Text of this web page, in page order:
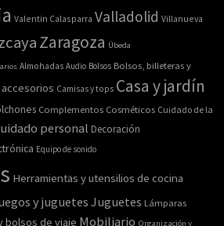
Valentin Calasparra Valladolid Villanueva
Zaragoza Úbeda
Almohadas Audio Bolsos Bolsos, billeteras y
accesorios Camisas y tops Casa y jardín
Complementos Cosméticos Cuidado de la
personal Decoración
Equipo de sonido
Herramientas y utensilios de cocina
y juguetes Juguetes Lámparas
bolsos de viaje Mobiliario Organización y